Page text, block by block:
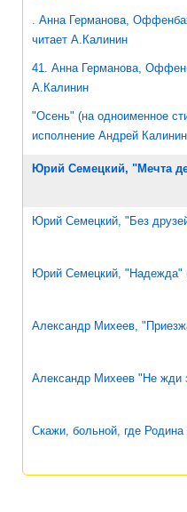
. Анна Германова,
читает А.Калинин
41. Анна Германова,
А.Калинин
"Осень" (на одноименное
исполнение Андрей Калинин
Юрий Семецкий, "Мечта
Юрий Семецкий, "Без
Юрий Семецкий, "Надежда"
Александр Михеев,
Александр Михеев "Не жди
Скажи, больной, где